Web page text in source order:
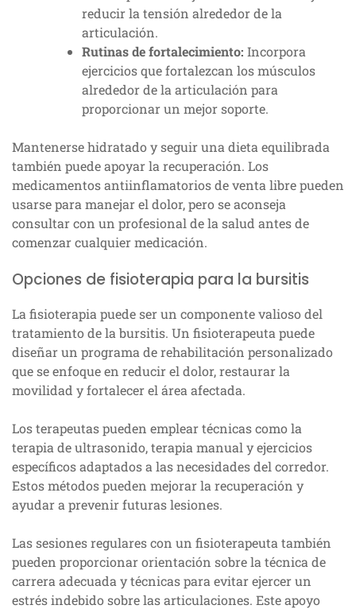
reducir la tensión alrededor de la
articulación.
Rutinas de fortalecimiento: Incorpora
ejercicios que fortalezcan los músculos
alrededor de la articulación para
proporcionar un mejor soporte.
Mantenerse hidratado y seguir una dieta equilibrada
también puede apoyar la recuperación. Los
medicamentos antiinflamatorios de venta libre pueden
usarse para manejar el dolor, pero se aconseja
consultar con un profesional de la salud antes de
comenzar cualquier medicación.
Opciones de fisioterapia para la bursitis
La fisioterapia puede ser un componente valioso del
tratamiento de la bursitis. Un fisioterapeuta puede
diseñar un programa de rehabilitación personalizado
que se enfoque en reducir el dolor, restaurar la
movilidad y fortalecer el área afectada.
Los terapeutas pueden emplear técnicas como la
terapia de ultrasonido, terapia manual y ejercicios
específicos adaptados a las necesidades del corredor.
Estos métodos pueden mejorar la recuperación y
ayudar a prevenir futuras lesiones.
Las sesiones regulares con un fisioterapeuta también
pueden proporcionar orientación sobre la técnica de
carrera adecuada y técnicas para evitar ejercer un
estrés indebido sobre las articulaciones. Este apoyo